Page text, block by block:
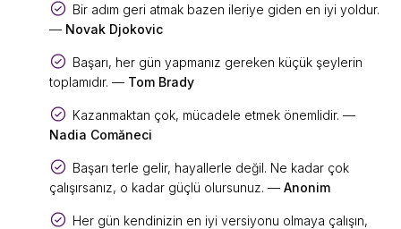
Bir adım geri atmak bazen ileriye giden en iyi yoldur.
— Novak Djokovic
Başarı, her gün yapmanız gereken küçük şeylerin
toplamıdır. — Tom Brady
Kazanmaktan çok, mücadele etmek önemlidir. —
Nadia Comăneci
Başarı terle gelir, hayallerle değil. Ne kadar çok
çalışırsanız, o kadar güçlü olursunuz. — Anonim
Her gün kendinizin en iyi versiyonu olmaya çalışın,